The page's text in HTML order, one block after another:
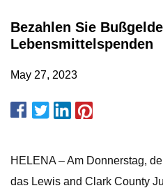
Bezahlen Sie
Lebensmittelspenden
May 27, 2023
HELENA – Am Donnerstag,
das Lewis and Clark County